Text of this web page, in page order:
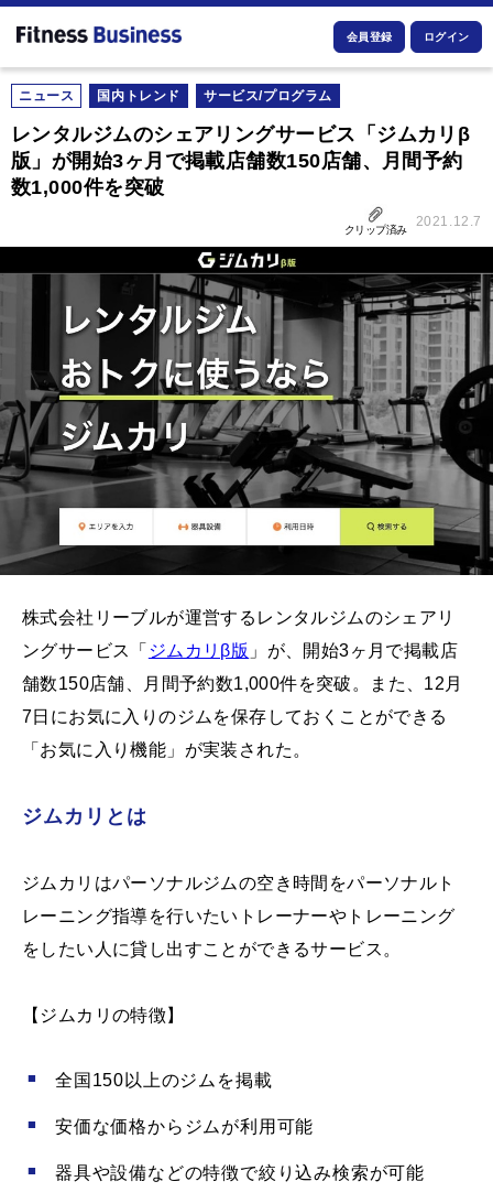
会員登録 ログイン
ニュース 国内トレンド サービス/プログラム
レンタルジムのシェアリングサービス「ジムカリβ
版」が開始3ヶ月で掲載店舗数150店舗、月間予約
数1,000件を突破
クリップ済み
2021.12.7
株式会社リーブルが運営するレンタルジムのシェアリ
ングサービス「 ジムカリβ版 」が、開始3ヶ月で掲載店
舗数150店舗、月間予約数1,000件を突破。また、12月
7日にお気に入りのジムを保存しておくことができる
「お気に入り機能」が実装された。
ジムカリとは
ジムカリはパーソナルジムの空き時間をパーソナルト
レーニング指導を行いたいトレーナーやトレーニング
をしたい人に貸し出すことができるサービス。
【ジムカリの特徴】
全国150以上のジムを掲載
安価な価格からジムが利用可能
器具や設備などの特徴で絞り込み検索が可能